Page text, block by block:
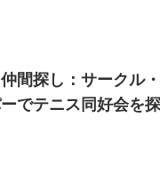
間探し：サークル
でテニス同好会を探